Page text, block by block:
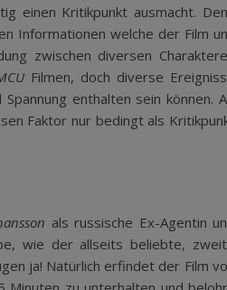
einen Kritikpunkt ausmacht.
Informationen welche der Film
zwischen diversen
Filmen, doch diverse
enthalten sein können.
Faktor nur bedingt als
als russische Ex-Agentin
wie der allseits beliebte,
ja! Natürlich erfindet der Film